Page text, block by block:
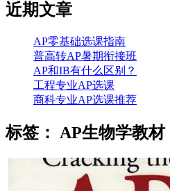
近期文章
AP零基础选课指南
普高转AP暑期衔接班
AP和IB有什么区别？
工程专业AP选课
商科专业AP选课推荐
标签： AP生物学教材